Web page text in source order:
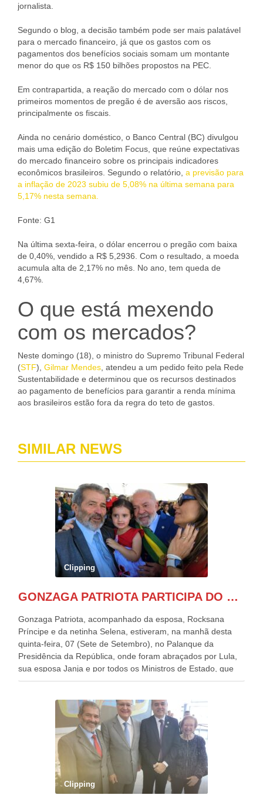
jornalista.
Segundo o blog, a decisão também pode ser mais palatável
para o mercado financeiro, já que os gastos com os
pagamentos dos benefícios sociais somam um montante
menor do que os R$ 150 bilhões propostos na PEC.
Em contrapartida, a reação do mercado com o dólar nos
primeiros momentos de pregão é de aversão aos riscos,
principalmente os fiscais.
Ainda no cenário doméstico, o Banco Central (BC) divulgou
mais uma edição do Boletim Focus, que reúne expectativas
do mercado financeiro sobre os principais indicadores
econômicos brasileiros. Segundo o relatório, a previsão para
a inflação de 2023 subiu de 5,08% na última semana para
5,17% nesta semana.
Fonte: G1
Na última sexta-feira, o dólar encerrou o pregão com baixa
de 0,40%, vendido a R$ 5,2936. Com o resultado, a moeda
acumula alta de 2,17% no mês. No ano, tem queda de
4,67%.
O que está mexendo
com os mercados?
Neste domingo (18), o ministro do Supremo Tribunal Federal
(STF), Gilmar Mendes , atendeu a um pedido feito pela Rede
Sustentabilidade e determinou que os recursos destinados
ao pagamento de benefícios para garantir a renda mínima
aos brasileiros estão fora da regra do teto de gastos.
SIMILAR NEWS
Clipping
GONZAGA PATRIOTA PARTICIPA DO DESFILE DA INDEPENDÊNCIA NO PALANQUE DA PRESIDÊNCIA DA REPÚBLICA E É ABRAÇADO POR LULA E POR GERALDO ALCKMIN.
Gonzaga Patriota, acompanhado da esposa, Rocksana
Príncipe e da netinha Selena, estiveram, na manhã desta
quinta-feira, 07 (Sete de Setembro), no Palanque da
Presidência da República, onde foram abraçados por Lula,
sua esposa Janja e por todos os Ministros de Estado, que
estavam presentes, nos Desfiles da Independência da
outros desfiles, na Esplanada dos Ministérios, disse ter sido
o deste ano, o maior e o mais organizado de todos. “Há
quatro décadas, como Patriota até no nome, participo
anualmente dos desfiles de Sete de Setembro, na
Esplanada dos Ministérios, em Brasília. Este ano, o governo
preparou espaços com cadeiras e coberturas, para 30.000
pessoas, só que o número de Patriotas Brasileiros
Independentes, dobrou na Esplanada. Eu, Lula e os
Clipping